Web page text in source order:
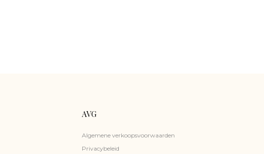
AVG
Algemene verkoopsvoorwaarden
Privacybeleid